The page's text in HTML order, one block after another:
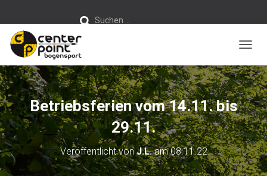
a
c
h
:
Suchen …
Betriebsferien vom 14.11. bis
29.11.
Veröffentlicht vonJ.L.am08.11.22